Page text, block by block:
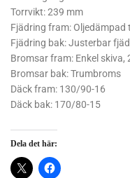
Torrvikt: 239 mm
Fjädring fram: Oljedämpad
Fjädring bak: Justerbar
Bromsar fram: Enkel skiva,
Bromsar bak: Trumbroms
Däck fram: 130/90-16
Däck bak: 170/80-15
Dela det här: